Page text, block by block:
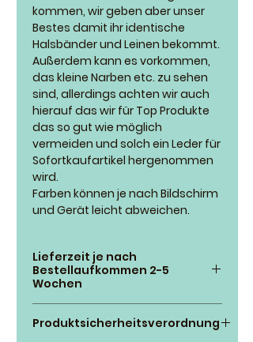
kommen, wir geben aber unser
Bestes damit ihr identische
Halsbänder und Leinen bekommt.
Außerdem kann es vorkommen,
das kleine Narben etc. zu sehen
sind, allerdings achten wir auch
hierauf das wir für Top Produkte
das so gut wie möglich
vermeiden und solch ein Leder für
Sofortkaufartikel hergenommen
wird.
Farben können je nach Bildschirm
und Gerät leicht abweichen.
Lieferzeit je nach
Bestellaufkommen 2-5
Wochen
Zahlungseingang so schnell wie
Produktsicherheitsverordnung